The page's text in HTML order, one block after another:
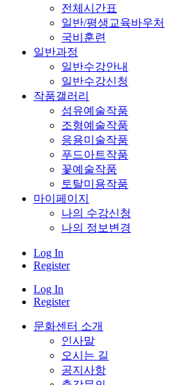
전체시간표
일반/평생교육바우처
국비훈련
일반과정
일반수강안내
일반수강신청
작품갤러리
섬유예술작품
조형예술작품
응용미술작품
푸드아트작품
꽃예술작품
토탈미용작품
마이페이지
나의 수강신청
나의 정보변경
Log In
Register
Log In
Register
문화센터 소개
인사말
오시는 길
공지사항